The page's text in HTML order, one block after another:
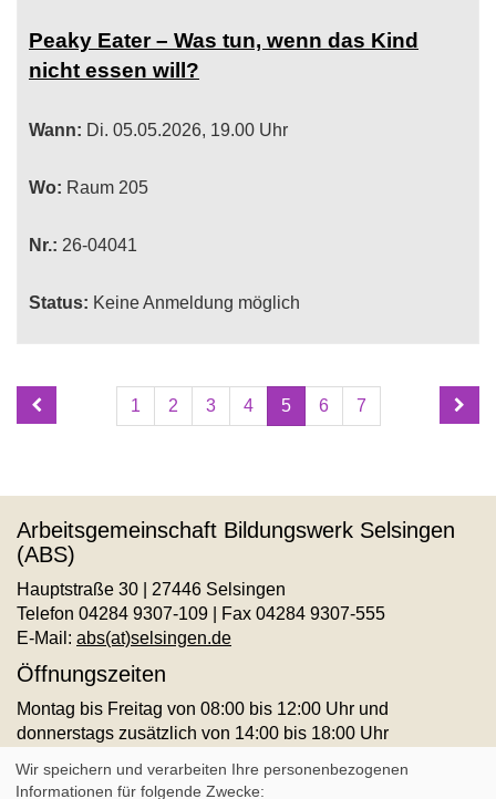
Peaky Eater – Was tun, wenn das Kind
nicht essen will?
Wann: Di. 05.05.2026, 19.00 Uhr
Wo: Raum 205
Nr.: 26-04041
Status: Keine Anmeldung möglich
Seite
5
Seiten
blättern
1 2 3 4 5 6 7
Arbeitsgemeinschaft Bildungswerk Selsingen
(ABS)
Hauptstraße 30 | 27446 Selsingen
Telefon 04284 9307-109 | Fax 04284 9307-555
E-Mail: abs(at)selsingen.de
Öffnungszeiten
Montag bis Freitag von 08:00 bis 12:00 Uhr und
donnerstags zusätzlich von 14:00 bis 18:00 Uhr
AGB
Impressum Datenschutz Widerruf
Wir speichern und verarbeiten Ihre personenbezogenen
Informationen für folgende Zwecke: